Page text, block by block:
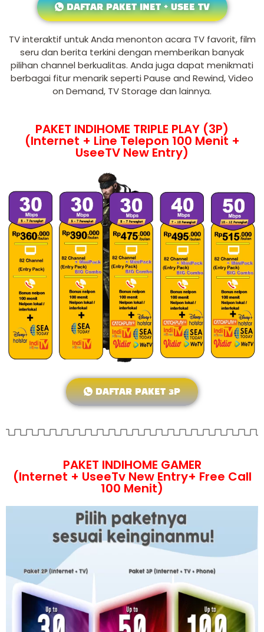
DAFTAR PAKET INET + USEE TV
TV interaktif untuk Anda menonton acara TV favorit, film
seru dan berita terkini dengan memberikan banyak
pilihan channel berkualitas. Anda juga dapat menikmati
berbagai fitur menarik seperti Pause and Rewind, Video
on Demand, TV Storage dan lainnya.
PAKET INDIHOME TRIPLE PLAY (3P)
(Internet + Line Telepon 100 Menit +
UseeTV New Entry)
DAFTAR PAKET 3P
PAKET INDIHOME GAMER
(Internet + UseeTv New Entry+ Free Call
100 Menit)